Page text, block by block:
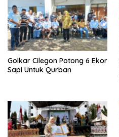
Golkar Cilegon Potong 6 Ekor
Sapi Untuk Qurban